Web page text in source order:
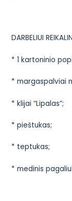
DARBELIUI
* 1 kartoninio
* margaspalviai
* klijai “Lipalas”;
* pieštukas;
* teptukas;
* medinis